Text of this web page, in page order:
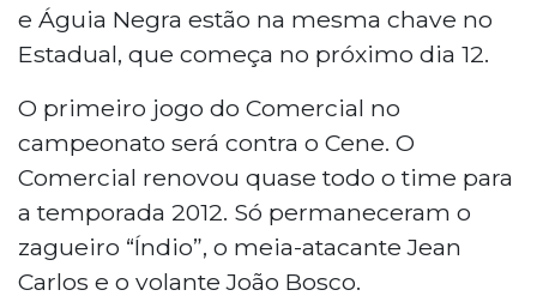
e Águia Negra estão na mesma chave no
Estadual, que começa no próximo dia 12.
O primeiro jogo do Comercial no
campeonato será contra o Cene. O
Comercial renovou quase todo o time para
a temporada 2012. Só permaneceram o
zagueiro “Índio”, o meia-atacante Jean
Carlos e o volante João Bosco.